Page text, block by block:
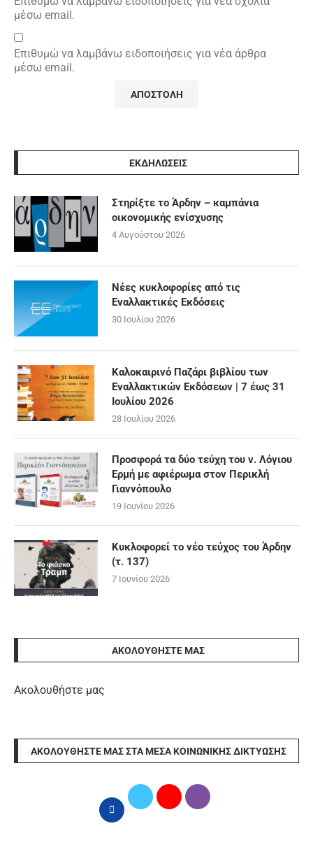
μέσω email.
Επιθυμώ να λαμβάνω ειδοποιήσεις για νέα άρθρα
μέσω email.
ΕΚΔΗΛΩΣΕΙΣ
Στηρίξτε το Άρδην – καμπάνια
οικονομικής ενίσχυσης
4 Αυγούστου 2026
Νέες κυκλοφορίες από τις
Εναλλακτικές Εκδόσεις
30 Ιουλίου 2026
Καλοκαιρινό Παζάρι βιβλίου των
Εναλλακτικών Εκδόσεων | 7 έως 31
Ιουλίου 2026
28 Ιουλίου 2026
Προσφορά τα δύο τεύχη του ν. Λόγιου
Ερμή με αφιέρωμα στον Περικλή
Γιαννόπουλο
19 Ιουνίου 2026
Κυκλοφορεί το νέο τεύχος του Άρδην
(τ. 137)
7 Ιουνίου 2026
ΑΚΟΛΟΥΘΉΣΤΕ ΜΑΣ
Ακολουθήστε μας
ΑΚΟΛΟΥΘΉΣΤΕ ΜΑΣ ΣΤΑ ΜΈΣΑ ΚΟΙΝΩΝΙΚΉΣ ΔΙΚΤΎΩΣΗΣ